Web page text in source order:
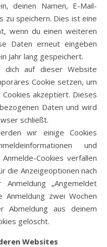
deinen Namen, E-Mail-
zu speichern. Dies ist eine
wenn du einen weiteren
Daten erneut eingeben
Jahr lang gespeichert.
auf dieser Website
Cookie setzen, um
akzeptiert. Dieses
Daten und wird
schließt.
wir einige Cookies
und
Cookies verfallen
die Anzeigeoptionen nach
„Angemeldet
Anmeldung zwei Wochen
Abmeldung aus deinem
gelöscht.
Websites